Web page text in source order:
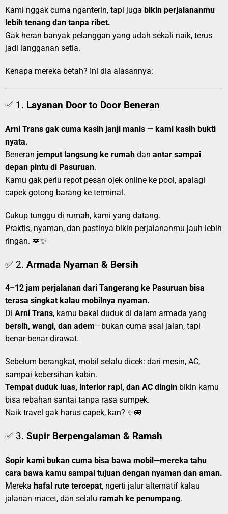
Kami nggak cuma nganterin, tapi juga bikin perjalananmu
lebih tenang dan tanpa ribet.
Gak heran banyak pelanggan yang udah sekali naik, terus
jadi langganan setia.
Kenapa mereka betah? Ini dia alasannya:
✅ 1. Layanan Door to Door Beneran
Arni Trans gak cuma kasih janji manis — kami kasih bukti
nyata.
Beneran jemput langsung ke rumah dan antar sampai
depan pintu di Pasuruan.
Kamu gak perlu repot pesan ojek online ke pool, apalagi
capek gotong barang ke terminal.
Cukup tunggu di rumah, kami yang datang.
Praktis, nyaman, dan pastinya bikin perjalananmu jauh lebih
ringan. 🚐✨
✅ 2. Armada Nyaman & Bersih
4–12 jam perjalanan dari Tangerang ke Pasuruan bisa
terasa singkat kalau mobilnya nyaman.
Di Arni Trans, kamu bakal duduk di dalam armada yang
bersih, wangi, dan adem—bukan cuma asal jalan, tapi
benar-benar dirawat.
Sebelum berangkat, mobil selalu dicek: dari mesin, AC,
sampai kebersihan kabin.
Tempat duduk luas, interior rapi, dan AC dingin bikin kamu
bisa rebahan santai tanpa rasa sumpek.
Naik travel gak harus capek, kan? ✨🚐
✅ 3. Supir Berpengalaman & Ramah
Sopir kami bukan cuma bisa bawa mobil—mereka tahu
cara bawa kamu sampai tujuan dengan nyaman dan aman.
Mereka hafal rute tercepat, ngerti jalur alternatif kalau
jalanan macet, dan selalu ramah ke penumpang.